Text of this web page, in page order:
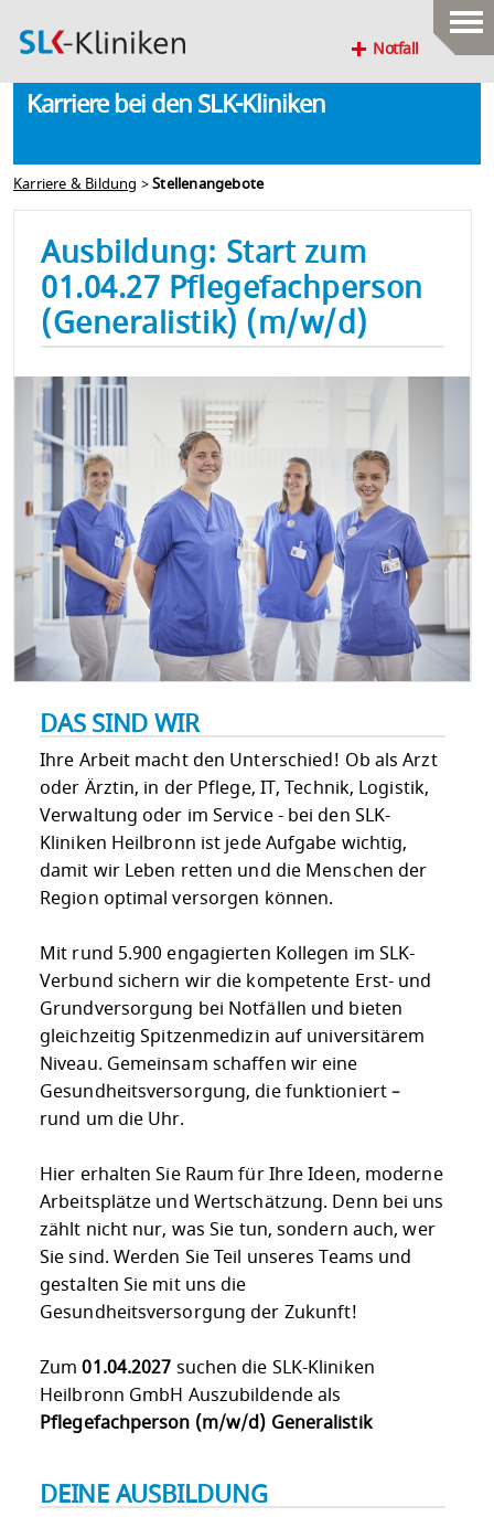
Notfall
Karriere bei den SLK-Kliniken
Karriere & Bildung >Stellenangebote
Ausbildung: Start zum
01.04.27 Pflegefachperson
(Generalistik) (m/w/d)
DAS SIND WIR
Ihre Arbeit macht den Unterschied! Ob als Arzt
oder Ärztin, in der Pflege, IT, Technik, Logistik,
Verwaltung oder im Service - bei den SLK-
Kliniken Heilbronn ist jede Aufgabe wichtig,
damit wir Leben retten und die Menschen der
Region optimal versorgen können.
Mit rund 5.900 engagierten Kollegen im SLK-
Verbund sichern wir die kompetente Erst- und
Grundversorgung bei Notfällen und bieten
gleichzeitig Spitzenmedizin auf universitärem
Niveau. Gemeinsam schaffen wir eine
Gesundheitsversorgung, die funktioniert –
rund um die Uhr.
Hier erhalten Sie Raum für Ihre Ideen, moderne
Arbeitsplätze und Wertschätzung. Denn bei uns
zählt nicht nur, was Sie tun, sondern auch, wer
Sie sind. Werden Sie Teil unseres Teams und
gestalten Sie mit uns die
Gesundheitsversorgung der Zukunft!
Zum01.04.2027 suchen die SLK-Kliniken
Heilbronn GmbH Auszubildende als
Pflegefachperson (m/w/d) Generalistik
DEINE AUSBILDUNG